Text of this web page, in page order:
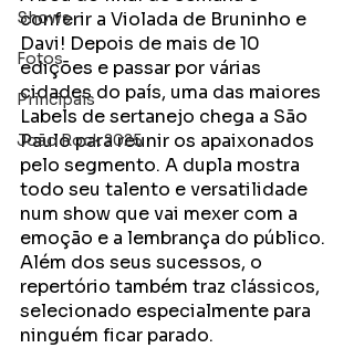
Shows
Fotos
Principais
João Rock 2025
conferir a Violada de Bruninho e
Davi! Depois de mais de 10
edições e passar por várias
cidades do país, uma das maiores
Labels de sertanejo chega a São
Paulo para reunir os apaixonados
pelo segmento. A dupla mostra
todo seu talento e versatilidade
num show que vai mexer com a
emoção e a lembrança do público.
Além dos seus sucessos, o
repertório também traz clássicos,
selecionado especialmente para
ninguém ficar parado.